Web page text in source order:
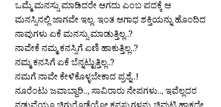
ಒಮ್ಮೆ ಮನಸ್ಸು ಮಾಡಿದರೇ ಆಗದು ಎಂಬ ಪದಕ್ಕೆ ಆ
ಮನಸ್ಸಿನಲ್ಲಿ ಜಾಗವೇ ಇಲ್ಲ. ಇಂತ ಆಗಾಧ ಶಕ್ತಿಯನ್ನು ಹೊಂದಿದ
ನಾವುಗಳು ಏಕೆ ಮನಸ್ಸು ಮಾಡುತ್ತಿಲ್ಲ..?
ನಾವೇಕೆ ನಮ್ಮ ಕನಸ್ಸಿಗೆ ಏಣಿ ಹಾಕುತ್ತಿಲ್ಲ..?
ನಮ್ಮ ಕನಸಿಗೆ ಏಕೆ ಬೆನ್ನಟ್ಟುತ್ತಿಲ್ಲ..?
ನಮಗೆ ನಾವೇ ಕೇಳಿಕೊಳ್ಳಬೇಕಾದ ಪ್ರಶ್ನೆ..!
ನೂರೆಂಟು ಜವಾಬ್ದಾರಿ.., ಸಾವಿರಾರು ನೇಪಗಳು.., ಇವೆಲ್ಲದರ